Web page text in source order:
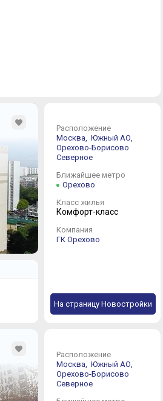
Расположение
Москва, Южный АО,
Орехово-Борисово
Северное
Ближайшее метро
Орехово
Класс жилья
Комфорт-класс
Компания
ГК Орехово
На страницу Новостройки
Расположение
Москва, Южный АО,
Орехово-Борисово
Северное